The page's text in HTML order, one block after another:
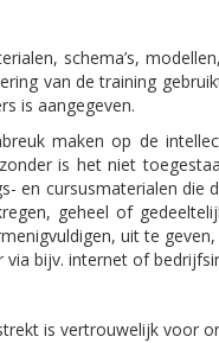
schema’s,
van de training
is aangegeven.
maken op de
is het niet
en cursusmaterialen die
geheel of
uit te
bijv. internet of
is vertrouwelijk voor